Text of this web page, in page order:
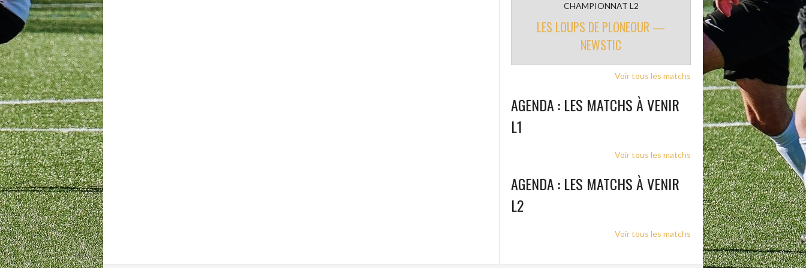
CHAMPIONNAT L2
LES LOUPS DE PLONEOUR —
NEWSTIC
Voir tous les matchs
AGENDA : LES MATCHS À VENIR
L1
Voir tous les matchs
AGENDA : LES MATCHS À VENIR
L2
Voir tous les matchs